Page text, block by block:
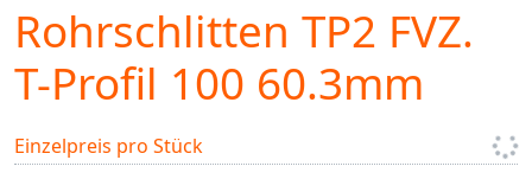
Rohrschlitten TP2 FVZ.
T-Profil 100 60.3mm
Einzelpreis pro Stück